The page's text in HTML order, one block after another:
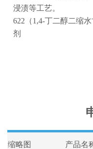
浸渍等工艺。
622（1,4-丁二醇二缩
剂
缩略图 产品名